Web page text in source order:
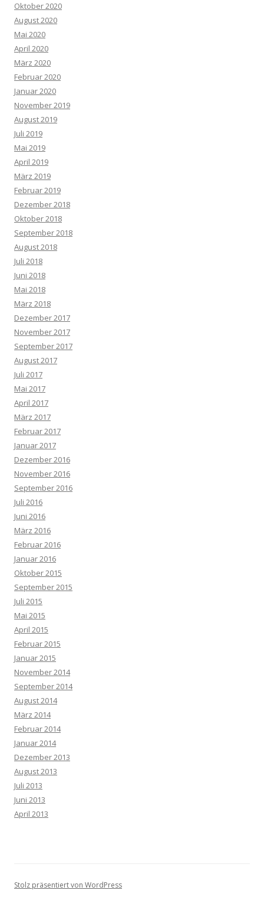
Oktober 2020
August 2020
Mai 2020
April 2020
März 2020
Februar 2020
Januar 2020
November 2019
August 2019
Juli 2019
Mai 2019
April 2019
März 2019
Februar 2019
Dezember 2018
Oktober 2018
September 2018
August 2018
Juli 2018
Juni 2018
Mai 2018
März 2018
Dezember 2017
November 2017
September 2017
August 2017
Juli 2017
Mai 2017
April 2017
März 2017
Februar 2017
Januar 2017
Dezember 2016
November 2016
September 2016
Juli 2016
Juni 2016
März 2016
Februar 2016
Januar 2016
Oktober 2015
September 2015
Juli 2015
Mai 2015
April 2015
Februar 2015
Januar 2015
November 2014
September 2014
August 2014
März 2014
Februar 2014
Januar 2014
Dezember 2013
August 2013
Juli 2013
Juni 2013
April 2013
Stolz präsentiert von WordPress